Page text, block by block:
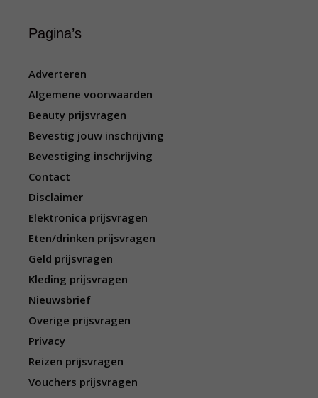
Pagina’s
Adverteren
Algemene voorwaarden
Beauty prijsvragen
Bevestig jouw inschrijving
Bevestiging inschrijving
Contact
Disclaimer
Elektronica prijsvragen
Eten/drinken prijsvragen
Geld prijsvragen
Kleding prijsvragen
Nieuwsbrief
Overige prijsvragen
Privacy
Reizen prijsvragen
Vouchers prijsvragen